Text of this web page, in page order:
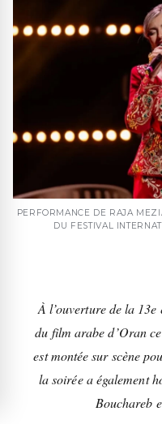
PERFORMANCE DE RAJA
DU FESTIVAL
À l’ouverture de la
du film arabe d’Oran
est montée sur scène
la soirée a également
Bouchareb